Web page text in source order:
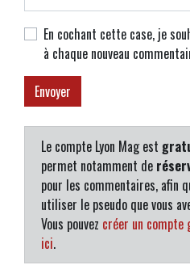
En cochant cette case, je
à chaque nouveau
Le compte Lyon Mag est
permet notamment de
pour les commentaires, afin
utiliser le pseudo que vous
Vous pouvez créer un
ici.